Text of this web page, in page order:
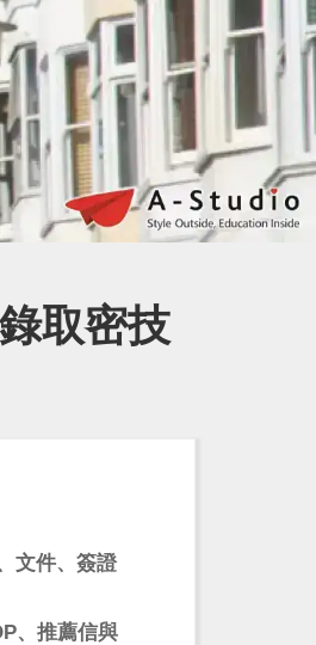
取密技
文件、簽證
、推薦信與